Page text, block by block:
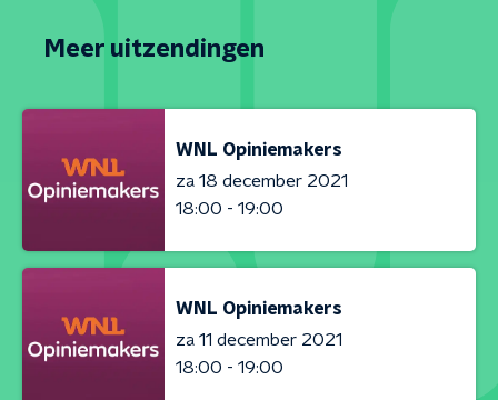
Meer uitzendingen
WNL Opiniemakers
za 18 december 2021
18:00 - 19:00
WNL Opiniemakers
za 11 december 2021
18:00 - 19:00